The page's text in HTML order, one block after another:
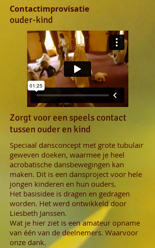
Contactimprovisatie
ouder-kind
Zorgt voor een speels contact
tussen ouder en kind
Speciaal dansconcept met grote tubulair
geweven doeken, waarmee je heel
acrobatische dansbewegingen kan
maken. Dit is een dansproject voor hele
jongen kinderen en hun ouders.
Het basisidee is dragen en gedragen
worden. Het werd ontwikkeld door
Liesbeth Janssen.
Wat je hier ziet is een amateur opname
van één van de deelnemers. Waarvoor
onze dank.